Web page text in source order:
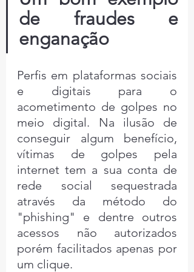
de fraudes e
enganação
Perfis em plataformas sociais
e digitais para o
acometimento de golpes no
meio digital. Na ilusão de
conseguir algum benefício,
vítimas de golpes pela
internet tem a sua conta de
rede social sequestrada
através da método do
"phishing" e dentre outros
acessos não autorizados
porém facilitados apenas por
um clique.